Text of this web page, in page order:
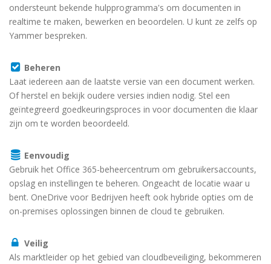
ondersteunt bekende hulpprogramma's om documenten in
realtime te maken, bewerken en beoordelen. U kunt ze zelfs op
Yammer bespreken.
Beheren
Laat iedereen aan de laatste versie van een document werken.
Of herstel en bekijk oudere versies indien nodig. Stel een
geïntegreerd goedkeuringsproces in voor documenten die klaar
zijn om te worden beoordeeld.
Eenvoudig
Gebruik het Office 365-beheercentrum om gebruikersaccounts,
opslag en instellingen te beheren. Ongeacht de locatie waar u
bent. OneDrive voor Bedrijven heeft ook hybride opties om de
on-premises oplossingen binnen de cloud te gebruiken.
Veilig
Als marktleider op het gebied van cloudbeveiliging, bekommeren